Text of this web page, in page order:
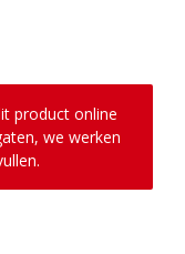
product online
we werken